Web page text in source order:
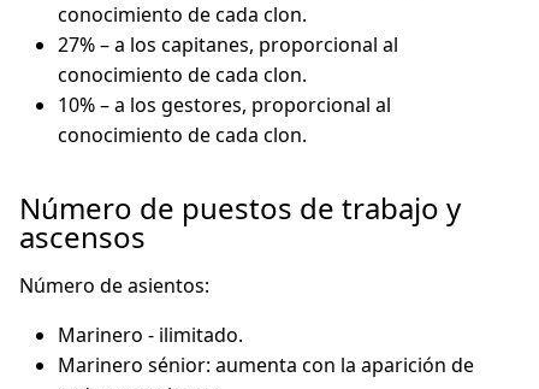
conocimiento de cada clon.
27% – a los capitanes, proporcional al
conocimiento de cada clon.
10% – a los gestores, proporcional al
conocimiento de cada clon.
Número de puestos de trabajo y
ascensos
Número de asientos:
Marinero - ilimitado.
Marinero sénior: aumenta con la aparición de